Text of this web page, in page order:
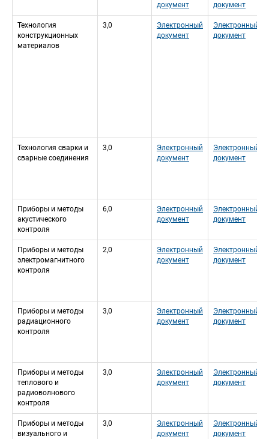
документ
документ
Технология
конструкционных
материалов
3,0
Электронный
документ
Электронный
документ
Технология сварки и
сварные соединения
3,0
Электронный
документ
Электронный
документ
Приборы и методы
акустического
контроля
6,0
Электронный
документ
Электронный
документ
Приборы и методы
электромагнитного
контроля
2,0
Электронный
документ
Электронный
документ
Приборы и методы
радиационного
контроля
3,0
Электронный
документ
Электронный
документ
Приборы и методы
теплового и
радиоволнового
контроля
3,0
Электронный
документ
Электронный
документ
Приборы и методы
визуального и
3,0
Электронный
документ
Электронный
документ